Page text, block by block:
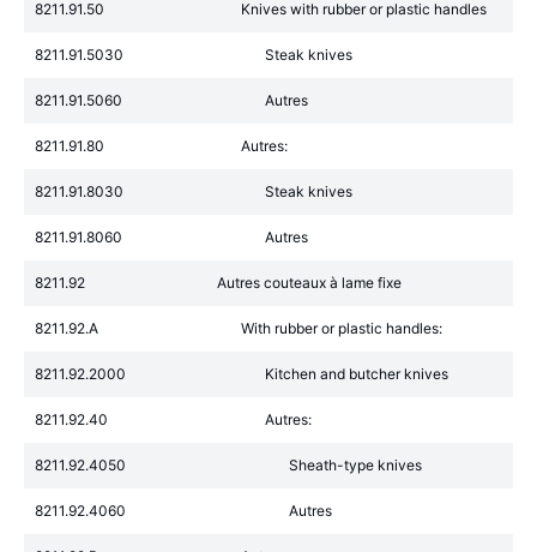
8211.91.50 Knives with rubber or plastic handles
8211.91.5030 Steak knives
8211.91.5060 Autres
8211.91.80 Autres:
8211.91.8030 Steak knives
8211.91.8060 Autres
8211.92 Autres couteaux à lame fixe
8211.92.A With rubber or plastic handles:
8211.92.2000 Kitchen and butcher knives
8211.92.40 Autres:
8211.92.4050 Sheath-type knives
8211.92.4060 Autres